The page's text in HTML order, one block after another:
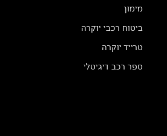
מימון
ביטוח רכבי יוקרה
טרייד יוקרה
ספר רכב דיגיטלי